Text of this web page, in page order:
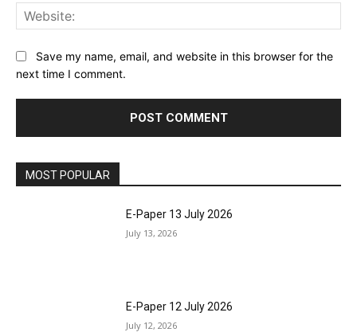
Save my name, email, and website in this browser for the
next time I comment.
MOST POPULAR
E-Paper 13 July 2026
July 13, 2026
E-Paper 12 July 2026
July 12, 2026